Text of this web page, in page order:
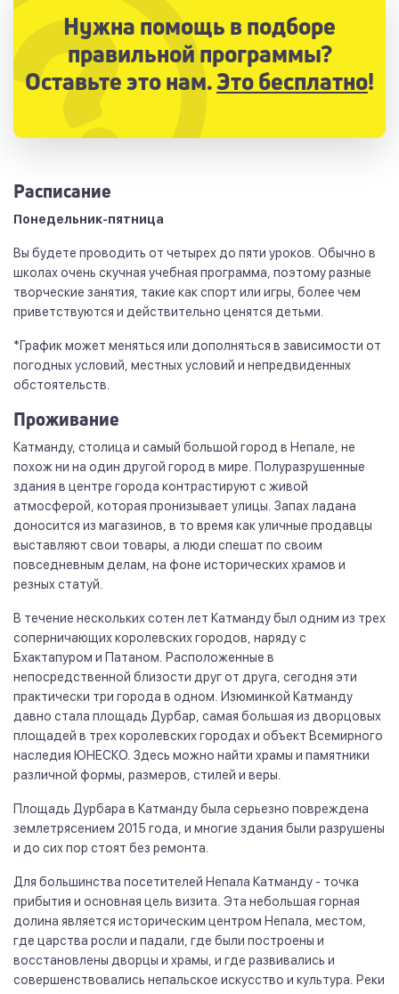
Нужна помощь в подборе
правильной программы?
Оставьте это нам.Это бесплатно!
Расписание
Понедельник-пятница
Вы будете проводить от четырех до пяти уроков. Обычно в
школах очень скучная учебная программа, поэтому разные
творческие занятия, такие как спорт или игры, более чем
приветствуются и действительно ценятся детьми.
*График может меняться или дополняться в зависимости от
погодных условий, местных условий и непредвиденных
обстоятельств.
Проживание
Катманду, столица и самый большой город в Непале, не
похож ни на один другой город в мире. Полуразрушенные
здания в центре города контрастируют с живой
атмосферой, которая пронизывает улицы. Запах ладана
доносится из магазинов, в то время как уличные продавцы
выставляют свои товары, а люди спешат по своим
повседневным делам, на фоне исторических храмов и
резных статуй.
В течение нескольких сотен лет Катманду был одним из трех
соперничающих королевских городов, наряду с
Бхактапуром и Патаном. Расположенные в
непосредственной близости друг от друга, сегодня эти
практически три города в одном. Изюминкой Катманду
давно стала площадь Дурбар, самая большая из дворцовых
площадей в трех королевских городах и объект Всемирного
наследия ЮНЕСКО. Здесь можно найти храмы и памятники
различной формы, размеров, стилей и веры.
Площадь Дурбара в Катманду была серьезно повреждена
землетрясением 2015 года, и многие здания были разрушены
и до сих пор стоят без ремонта.
Для большинства посетителей Непала Катманду - точка
прибытия и основная цель визита. Эта небольшая горная
долина является историческим центром Непала, местом,
где царства росли и падали, где были построены и
восстановлены дворцы и храмы, и где развивались и
совершенствовались непальское искусство и культура. Реки